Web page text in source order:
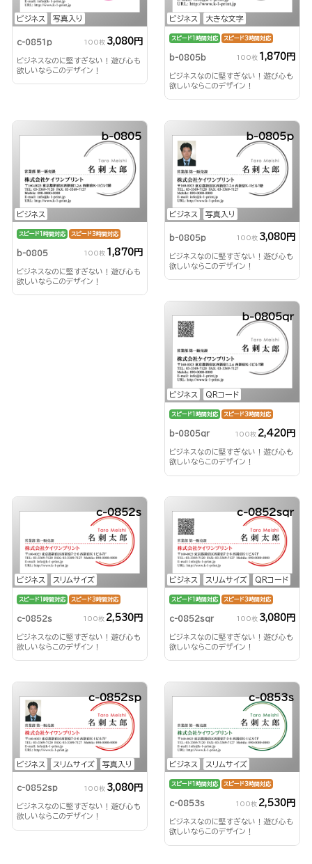
ビジネス 写真入り
c-0851p 100枚 3,080円
ビジネスなのに堅すぎない！遊び心も
欲しいならこのデザイン！
ビジネス 大きな文字
スピード1時間対応 スピード3時間対応
b-0805b 100枚 1,870円
ビジネスなのに堅すぎない！遊び心も
欲しいならこのデザイン！
ビジネス
b-0805
スピード1時間対応 スピード3時間対応
b-0805 100枚 1,870円
ビジネスなのに堅すぎない！遊び心も
欲しいならこのデザイン！
ビジネス 写真入り
b-0805p
b-0805p 100枚 3,080円
ビジネスなのに堅すぎない！遊び心も
欲しいならこのデザイン！
ビジネス QRコード
b-0805qr
スピード1時間対応 スピード3時間対応
b-0805qr 100枚 2,420円
ビジネスなのに堅すぎない！遊び心も
欲しいならこのデザイン！
ビジネス スリムサイズ
c-0852s
スピード1時間対応 スピード3時間対応
c-0852s 100枚 2,530円
ビジネスなのに堅すぎない！遊び心も
欲しいならこのデザイン！
ビジネス スリムサイズ QRコード
c-0852sqr
スピード1時間対応 スピード3時間対応
c-0852sqr 100枚 3,080円
ビジネスなのに堅すぎない！遊び心も
欲しいならこのデザイン！
ビジネス スリムサイズ 写真入り
c-0852sp
c-0852sp 100枚 3,080円
ビジネスなのに堅すぎない！遊び心も
欲しいならこのデザイン！
ビジネス スリムサイズ
c-0853s
スピード1時間対応 スピード3時間対応
c-0853s 100枚 2,530円
ビジネスなのに堅すぎない！遊び心も
欲しいならこのデザイン！